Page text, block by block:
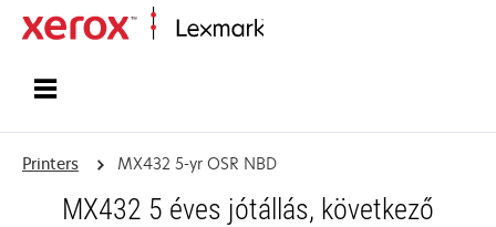
Printers MX432 5-yr OSR NBD
MX432 5 éves jótállás, következő